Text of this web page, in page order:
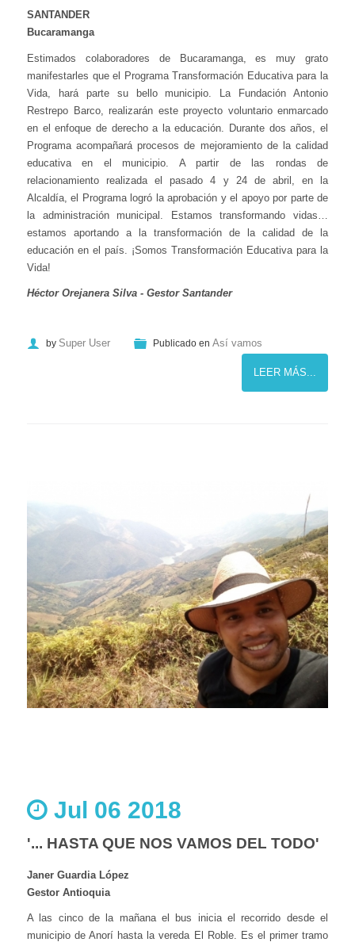
SANTANDER
Bucaramanga
Estimados colaboradores de Bucaramanga, es muy grato
manifestarles que el Programa Transformación Educativa para la
Vida, hará parte su bello municipio. La Fundación Antonio
Restrepo Barco, realizarán este proyecto voluntario enmarcado
en el enfoque de derecho a la educación. Durante dos años, el
Programa acompañará procesos de mejoramiento de la calidad
educativa en el municipio. A partir de las rondas de
relacionamiento realizada el pasado 4 y 24 de abril, en la
Alcaldía, el Programa logró la aprobación y el apoyo por parte de
la administración municipal. Estamos transformando vidas…
estamos aportando a la transformación de la calidad de la
educación en el país. ¡Somos Transformación Educativa para la
Vida!
Héctor Orejanera Silva - Gestor Santander
by Super User Publicado en Así vamos
LEER MÁS...
Jul 06 2018
'... HASTA QUE NOS VAMOS DEL TODO'
Janer Guardia López
Gestor Antioquia
A las cinco de la mañana el bus inicia el recorrido desde el
municipio de Anorí hasta la vereda El Roble. Es el primer tramo